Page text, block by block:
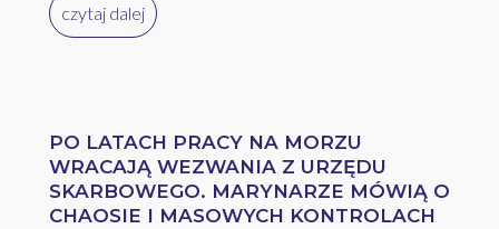
czytaj dalej
PO LATACH PRACY NA MORZU
WRACAJĄ WEZWANIA Z URZĘDU
SKARBOWEGO. MARYNARZE MÓWIĄ O
CHAOSIE I MASOWYCH KONTROLACH